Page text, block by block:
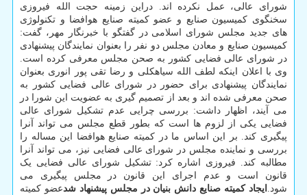
شورای عالی، عمل نکرده اند. دراین زمینه حجت الله فیروزی
سخنگوی کمیسیون صنایع و عضو کمیته صنایع هوافضا و تکنولوژی
های جدید مجلس شورای اسلامی در گفتگو با خبرنگار مهر، گفت:
کمیسیون صنایع و معادن مجلس دو نفر را بعنوان نمایندگان پیشنهادی
در شورای عالی فضایی کشور به صحن مجلس معرفی کرده است.
وی با اعلان اینکه لطف الله سیاهکلی و رضا تقی پور انوری بعنوان
نمایندگان پیشنهادی برای حضور در شورای عالی فضایی کشور به
صحن معرفی شده اند و بعد از تصمیم گیری به عضویت این شورا در
می آیند، اظهار داشت: بررسی چرایی عدم تشکیل شورای عالی
فضایی یکی از لزوم ها است که بطور قطع مجلس می تواند آنرا
پیگیری کند. بر این اساس ما در کمیته صنایع هوافضا این مساله را
بررسی و نماینده مجلس در شورای عالی فضایی نیز، می تواند آنرا
مطالبه کند. فیروزی اشاره کرد: تشکیل شورای عالی فضایی یک
قانون است و عدم اجرای این قانون در مجلس پیگیری می
شود.
ایجاد کمیته صنایع دانش بنیان در مجلس پیشنهاد شدعضو کمیته